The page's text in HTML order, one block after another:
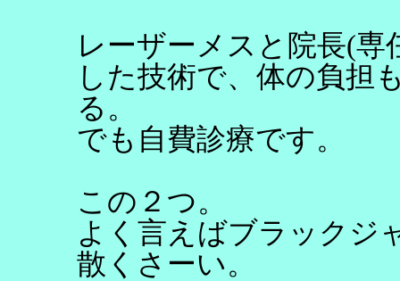
レーザーメスと院長(
した技術で、体の負担
る。
でも自費診療です。
この２つ。
よく言えばブラックジ
散くさーい。